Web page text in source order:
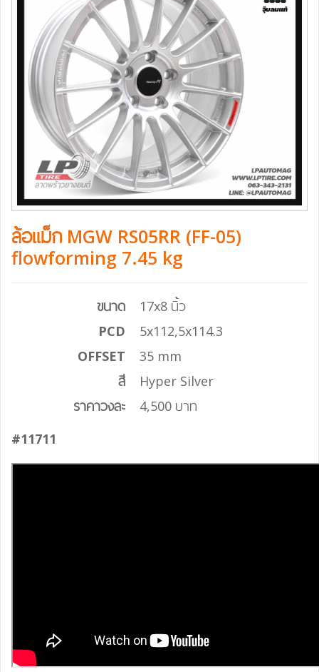
ล้อแม็ก MGW RS05RR (FF-05)
flowforming 7.45 kg
ขนาด
17x8 นิ้ว
PCD
5x112,5x114.3
OFFSET
35 mm
สี
Hyper Silver
ราคาวงละ
4,500 บาท
#11711